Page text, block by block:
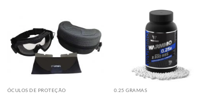
ÓCULOS DE PROTEÇÃO 0.25 GRAMAS